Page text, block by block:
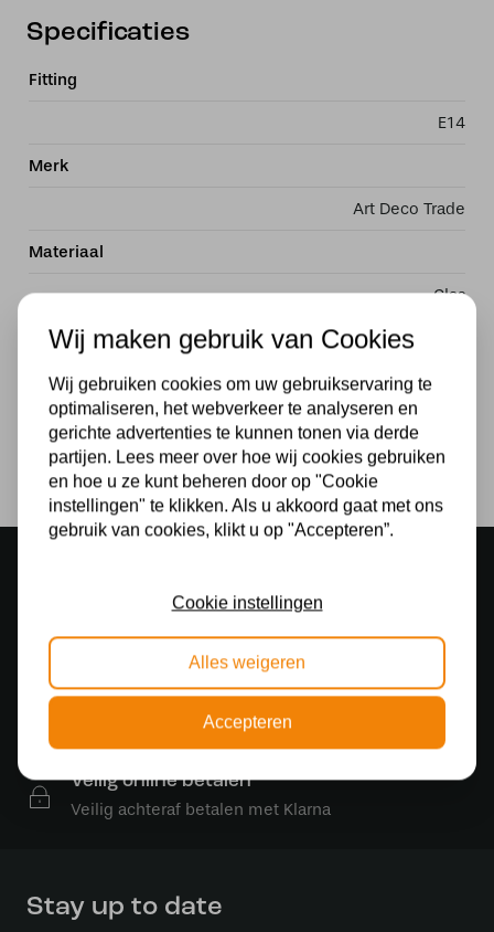
Specificaties
Fitting
E14
Merk
Art Deco Trade
Materiaal
Glas
Voeding
230v
Lichtbron
500 m2 lampenwinkel in Rijssen
Gratis verzending
Gratis verzending in NL vanaf € 50,-
Bestelling inclusief lichtbron
Veilig online betalen
Veilig achteraf betalen met Klarna
Wij maken gebruik van Cookies
Wij gebruiken cookies om uw gebruikservaring te
optimaliseren, het webverkeer te analyseren en
gerichte advertenties te kunnen tonen via derde
partijen. Lees meer over hoe wij cookies gebruiken
en hoe u ze kunt beheren door op "Cookie
instellingen" te klikken. Als u akkoord gaat met ons
gebruik van cookies, klikt u op "Accepteren”.
Cookie instellingen
Alles weigeren
Accepteren
Stay up to date